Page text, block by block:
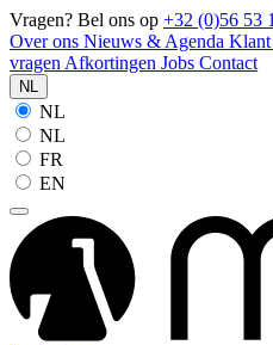
Vragen? Bel ons op +32 (0)56 53
Over ons Nieuws & Agenda Klant
vragen Afkortingen Jobs Contact
NL
NL
NL
FR
EN